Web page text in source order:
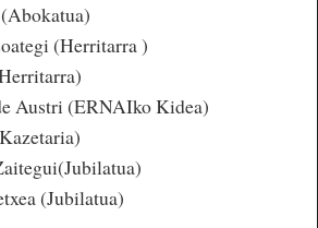
(Herritarra )
Austri (ERNAIko Kidea)
(Jubilatua)